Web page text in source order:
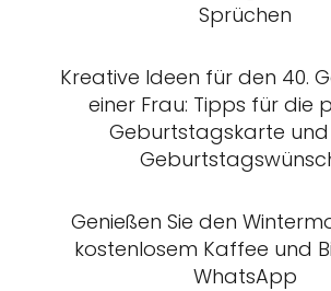
Sprüchen
Kreative Ideen für den 40.
einer Frau: Tipps für die
Geburtstagskarte
Genießen Sie den
kostenlosem Kaffee und
WhatsApp